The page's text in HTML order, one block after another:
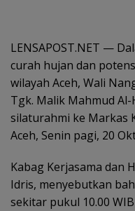
LENSAPOST.NET —
curah hujan dan
wilayah Aceh, Wali
Tgk. Malik Mahmud
silaturahmi ke Markas
Aceh, Senin pagi, 20
Kabag Kerjasama dan
Idris, menyebutkan
sekitar pukul 10.00